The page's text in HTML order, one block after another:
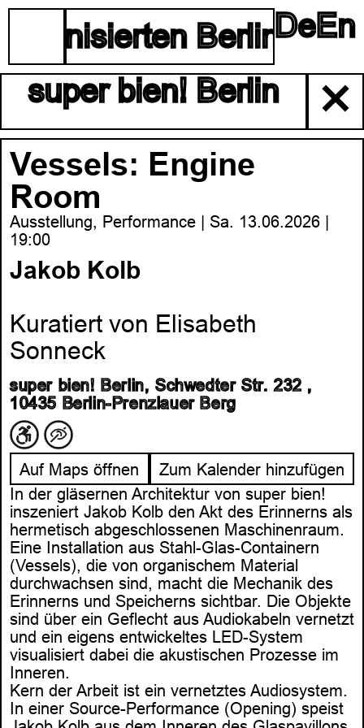
BerlinerDeEn
super bien! Berlin
✕
Vessels: Engine
Room
Ausstellung, Performance | Sa. 13.06.2026 |
19:00
Jakob Kolb
Kuratiert von Elisabeth
Sonneck
super bien! Berlin, Schwedter Str. 232 ,
10435 Berlin-Prenzlauer Berg
Auf Maps öffnen
Zum Kalender hinzufügen
In der gläsernen Architektur von super bien!
inszeniert Jakob Kolb den Akt des Erinnerns als
hermetisch abgeschlossenen Maschinenraum.
Eine Installation aus Stahl-Glas-Containern
(Vessels), die von organischem Material
durchwachsen sind, macht die Mechanik des
Erinnerns und Speicherns sichtbar. Die Objekte
sind über ein Geflecht aus Audiokabeln vernetzt
und ein eigens entwickeltes LED-System
visualisiert dabei die akustischen Prozesse im
Inneren.
Kern der Arbeit ist ein vernetztes Audiosystem.
In einer Source-Performance (Opening) speist